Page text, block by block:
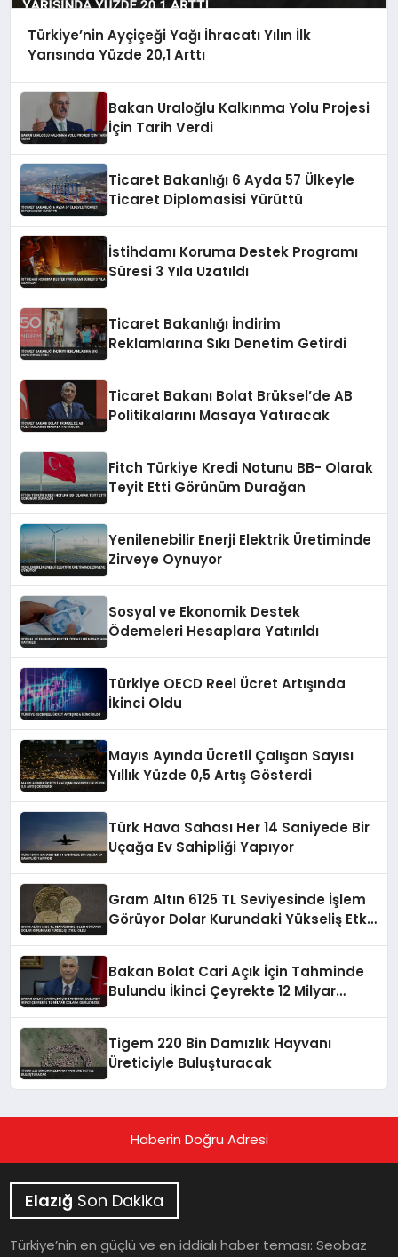
Türkiye’nin Ayçiçeği Yağı İhracatı Yılın İlk
Yarısında Yüzde 20,1 Arttı
Bakan Uraloğlu Kalkınma Yolu Projesi
İçin Tarih Verdi
Ticaret Bakanlığı 6 Ayda 57 Ülkeyle
Ticaret Diplomasisi Yürüttü
İstihdamı Koruma Destek Programı
Süresi 3 Yıla Uzatıldı
Ticaret Bakanlığı İndirim
Reklamlarına Sıkı Denetim Getirdi
Ticaret Bakanı Bolat Brüksel’de AB
Politikalarını Masaya Yatıracak
Fitch Türkiye Kredi Notunu BB- Olarak
Teyit Etti Görünüm Durağan
Yenilenebilir Enerji Elektrik Üretiminde
Zirveye Oynuyor
Sosyal ve Ekonomik Destek
Ödemeleri Hesaplara Yatırıldı
Türkiye OECD Reel Ücret Artışında
İkinci Oldu
Mayıs Ayında Ücretli Çalışan Sayısı
Yıllık Yüzde 0,5 Artış Gösterdi
Türk Hava Sahası Her 14 Saniyede Bir
Uçağa Ev Sahipliği Yapıyor
Gram Altın 6125 TL Seviyesinde İşlem
Görüyor Dolar Kurundaki Yükseliş Etkili
Bakan Bolat Cari Açık İçin Tahminde
Bulundu İkinci Çeyrekte 12 Milyar
Tigem 220 Bin Damızlık Hayvanı
Üreticiyle Buluşturacak
Haberin Doğru Adresi
Elazığ Son Dakika
Türkiye’nin en güçlü ve en iddialı haber teması: Seobaz